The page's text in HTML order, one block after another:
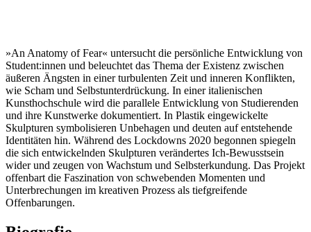
»An Anatomy of Fear« untersucht die persönliche Entwicklung von
Student:innen und beleuchtet das Thema der Existenz zwischen
äußeren Ängsten in einer turbulenten Zeit und inneren Konflikten,
wie Scham und Selbstunterdrückung. In einer italienischen
Kunsthochschule wird die parallele Entwicklung von Studierenden
und ihre Kunstwerke dokumentiert. In Plastik eingewickelte
Skulpturen symbolisieren Unbehagen und deuten auf entstehende
Identitäten hin. Während des Lockdowns 2020 begonnen spiegeln
die sich entwickelnden Skulpturen verändertes Ich-Bewusstsein
wider und zeugen von Wachstum und Selbsterkundung. Das Projekt
offenbart die Faszination von schwebenden Momenten und
Unterbrechungen im kreativen Prozess als tiefgreifende
Offenbarungen.